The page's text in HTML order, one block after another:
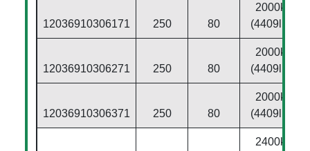
12036910306171 250 80
2000kg
(4409lbs)
12036910306271 250 80
2000kg
(4409lbs)
12036910306371 250 80
2000kg
(4409lbs)
2400kg